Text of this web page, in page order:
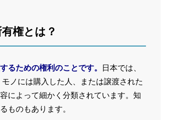
権とは？
るための権利のことです。
日本では、
ノには購入した人、または譲渡された
によって細かく分類されています。知
ものもあります。